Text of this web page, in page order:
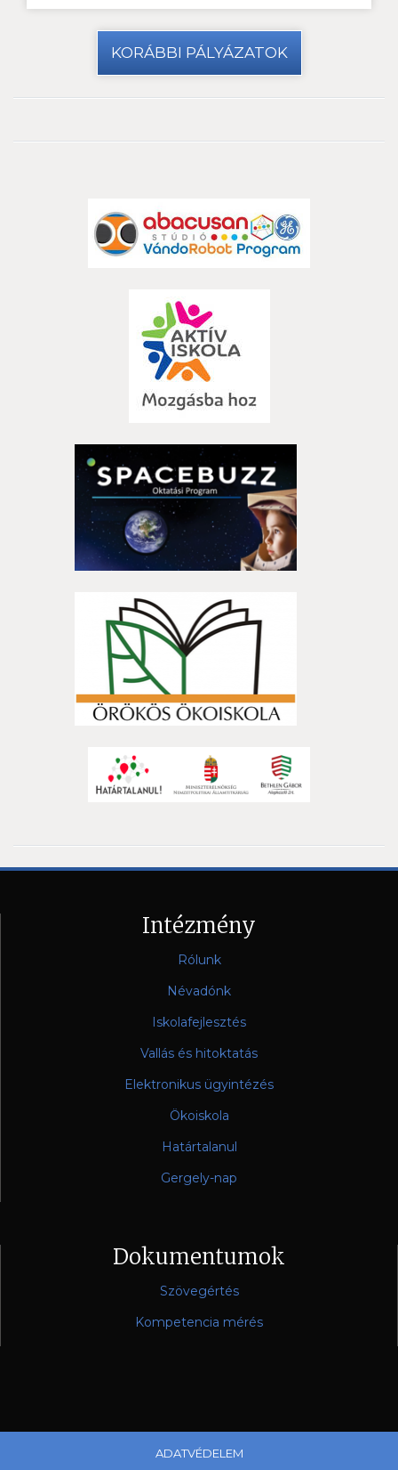
KORÁBBI PÁLYÁZATOK
Intézmény
Rólunk
Névadónk
Iskolafejlesztés
Vallás és hitoktatás
Elektronikus ügyintézés
Ökoiskola
Határtalanul
Gergely-nap
Dokumentumok
Szövegértés
Kompetencia mérés
ADATVÉDELEM